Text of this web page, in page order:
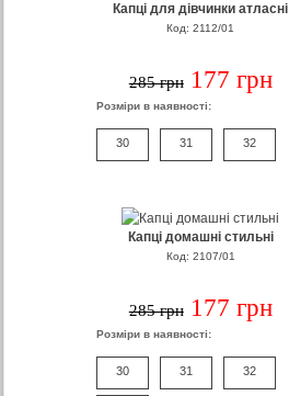
Капці для дівчинки атласні
Код: 2112/01
285 грн 177 грн
Розміри в наявності:
30 31 32
Капці домашні стильні
Код: 2107/01
285 грн 177 грн
Розміри в наявності:
30 31 32